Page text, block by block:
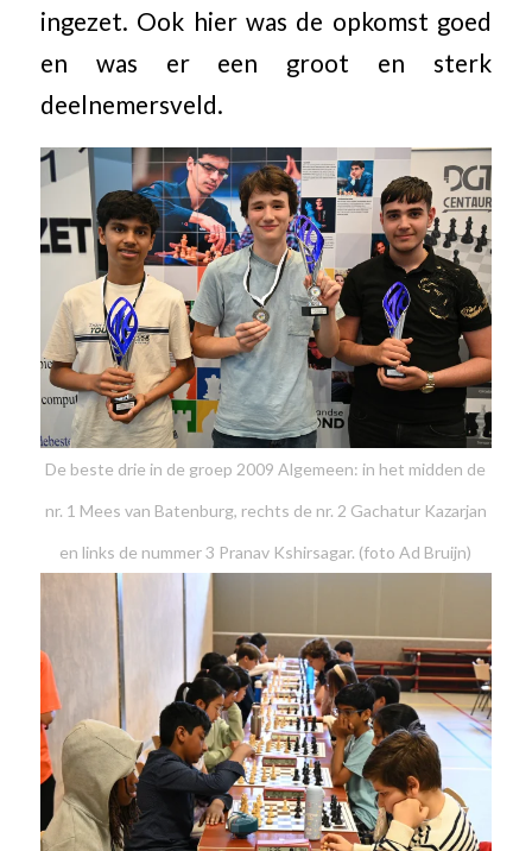
ingezet. Ook hier was de opkomst goed
en was er een groot en sterk
deelnemersveld.
De beste drie in de groep 2009 Algemeen: in het midden de
nr. 1 Mees van Batenburg, rechts de nr. 2 Gachatur Kazarjan
en links de nummer 3 Pranav Kshirsagar. (foto Ad Bruijn)